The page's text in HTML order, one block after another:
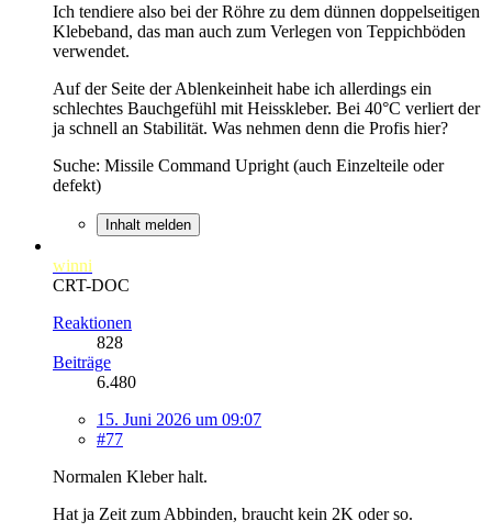
Ich tendiere also bei der Röhre zu dem dünnen doppelseitigen
Klebeband, das man auch zum Verlegen von Teppichböden
verwendet.
Auf der Seite der Ablenkeinheit habe ich allerdings ein
schlechtes Bauchgefühl mit Heisskleber. Bei 40°C verliert der
ja schnell an Stabilität. Was nehmen denn die Profis hier?
Suche: Missile Command Upright (auch Einzelteile oder
defekt)
Inhalt melden
winni
CRT-DOC
Reaktionen
828
Beiträge
6.480
15. Juni 2026 um 09:07
#77
Normalen Kleber halt.
Hat ja Zeit zum Abbinden, braucht kein 2K oder so.